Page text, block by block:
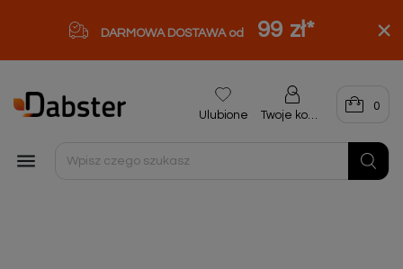
DARMOWA DOSTAWA od 99 zł*

Ulubione Twoje konto
0